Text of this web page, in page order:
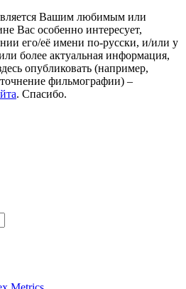
Вашим любимым или
Вас особенно интересует,
его/её имени по-русски, и/или у
более актуальная информация,
опубликовать (например,
фильмографии) –
. Спасибо.